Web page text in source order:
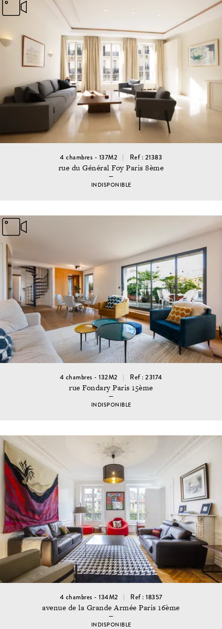
4 chambres - 137M2 Ref : 21383
rue du Général Foy Paris 8ème
INDISPONIBLE
4 chambres - 132M2 Ref : 23174
rue Fondary Paris 15ème
INDISPONIBLE
4 chambres - 134M2 Ref : 18357
avenue de la Grande Armée Paris 16ème
INDISPONIBLE